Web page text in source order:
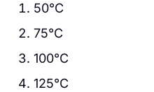
50°C
75°C
100°C
125°C